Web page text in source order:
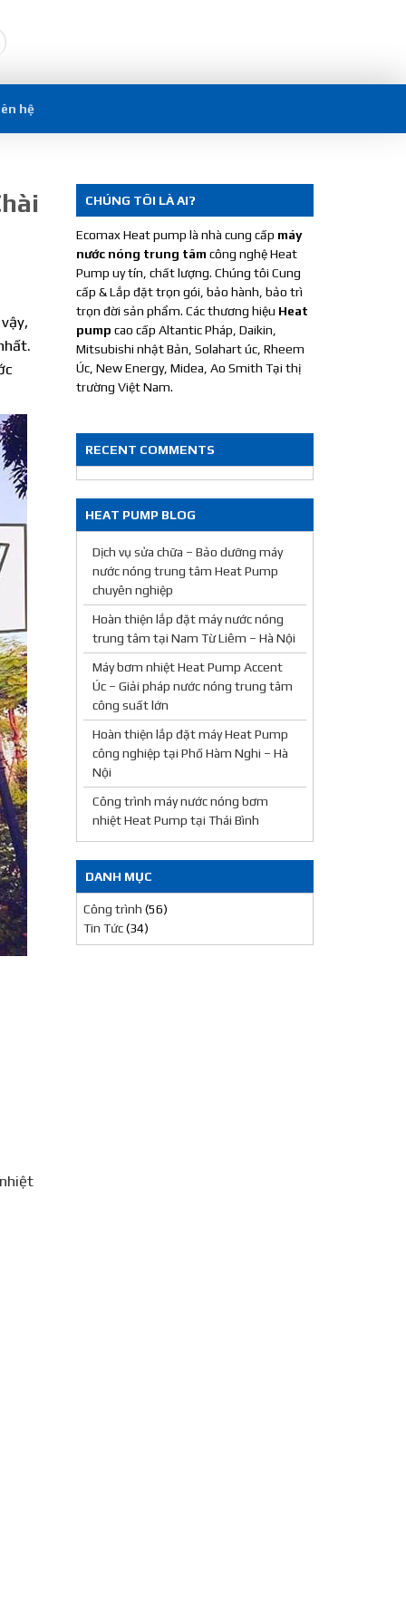
hệ
CHÚNG TÔI LÀ AI?
Ecomax Heat pump là nhà cung cấp máy
nước nóng trung tâm công nghệ Heat
Pump uy tín, chất lượng. Chúng tôi Cung
cấp & Lắp đặt trọn gói, bảo hành, bảo trì
trọn đời sản phẩm. Các thương hiệu Heat
pump cao cấp Altantic Pháp, Daikin,
Mitsubishi nhật Bản, Solahart úc, Rheem
Úc, New Energy, Midea, Ao Smith Tại thị
trường Việt Nam.
RECENT COMMENTS
HEAT PUMP BLOG
Dịch vụ sửa chữa – Bảo dưỡng máy
nước nóng trung tâm Heat Pump
chuyên nghiệp
Hoàn thiện lắp đặt máy nước nóng
trung tâm tại Nam Từ Liêm – Hà Nội
Máy bơm nhiệt Heat Pump Accent
Úc – Giải pháp nước nóng trung tâm
công suất lớn
Hoàn thiện lắp đặt máy Heat Pump
công nghiệp tại Phố Hàm Nghi – Hà
Nội
Công trình máy nước nóng bơm
nhiệt Heat Pump tại Thái Bình
DANH MỤC
Công trình (56)
Tin Tức(34)